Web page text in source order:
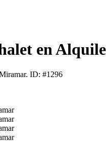
en
ID: #1296